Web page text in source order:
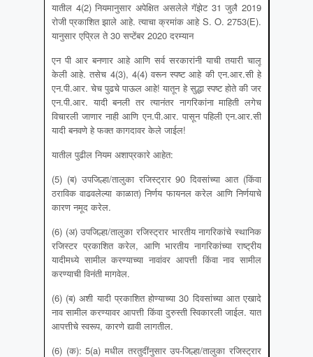
यातील 4(2) नियमानुसार अपेक्षित असलेले गॅझेट 31 जुलै 2019
रोजी प्रकाशित झाले आहे. त्याचा क्रमांक आहे S. O. 2753(E).
यानुसार एप्रिल ते 30 सप्टेंबर 2020 दरम्यान
एन पी आर बनणार आहे आणि सर्व सरकारांनी याची तयारी चालू
केली आहे. तसेच 4(3), 4(4) वरून स्पष्ट आहे की एन.आर.सी हे
एन.पी.आर. चेच पुढचे पाऊल आहे! यातून हे सुद्धा स्पष्ट होते की जर
एन.पी.आर. यादी बनली तर त्यानंतर नागरिकांना माहिती लगेच
विचारली जाणार नाही आणि एन.पी.आर. पासून पहिली एन.आर.सी
यादी बनवणे हे फक्त कागदावर केले जाईल!
यातील पुढील नियम अशाप्रकारे आहेत:
(5) (ब) उपजिल्हा/तालुका रजिस्ट्रार 90 दिवसांच्या आत (किंवा
ठराविक वाढवलेल्या काळात) निर्णय फायनल करेल आणि निर्णयाचे
कारण नमूद करेल.
(6) (अ) उपजिल्हा/तालुका रजिस्ट्रार भारतीय नागरिकांचे स्थानिक
रजिस्टर प्रकाशित करेल, आणि भारतीय नागरिकांच्या राष्ट्रीय
यादीमध्ये सामील करण्याच्या नावांवर आपत्ती किंवा नाव सामील
करण्याची विनंती मागवेल.
(6) (ब) अशी यादी प्रकाशित होण्याच्या 30 दिवसांच्या आत एखादे
नाव सामील करण्यावर आपत्ती किंवा दुरुस्ती स्विकारली जाईल. यात
आपत्तीचे स्वरूप, कारणे द्यावी लागतील.
(6) (क): 5(a) मधील तरतुदींनुसार उप-जिल्हा/तालुका रजिस्ट्रार